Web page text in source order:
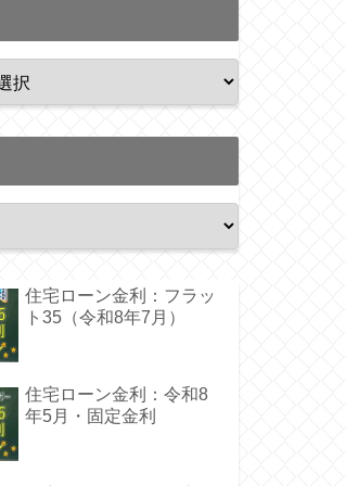
住宅ローン金利：フラッ
ト35（令和8年7月）
住宅ローン金利：令和8
年5月・固定金利